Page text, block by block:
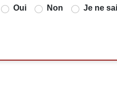
Oui Non Je ne